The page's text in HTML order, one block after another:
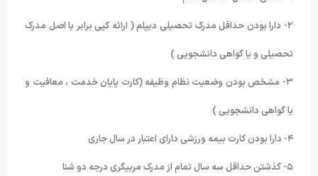
۲- دارا بودن حداقل مدرک تحصیلی دیپلم ( ارائه کپی برابر با اصل مدرک
تحصیلی و یا گواهی دانشجویی )
۳- مشخص بودن وضعیت نظام وظیفه (کارت پایان خدمت ، معافیت و
یا گواهی دانشجویی )
۴- دارا بودن کارت بیمه ورزشی دارای اعتبار در سال جاری
۵- گذشتن حداقل سه سال تمام از مدرک مربیگری درجه دو شنا